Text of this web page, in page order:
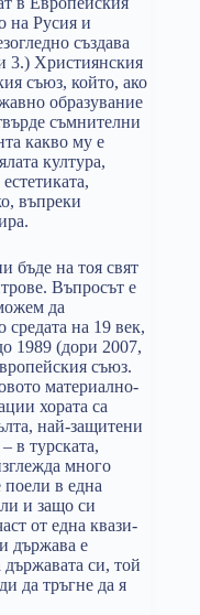
на Русия и
създава
3.) Християнския
съюз, който, ако
образувание
съмнителни
какво му е
култура,
въпреки
бъде на тоя свят
Въпросът е
да
на 19 век,
1989 (дори 2007,
съюз.
материално-
хората са
най-защитени
в турската,
много
поели в една
и защо си
от една квази-
държава е
държавата си, той
да тръгне да я